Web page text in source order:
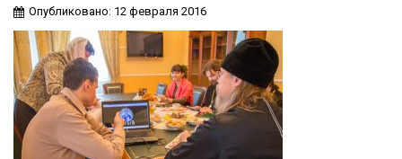
Опубликовано: 12 февраля 2016